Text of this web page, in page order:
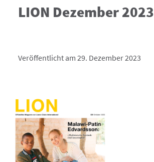
LION Dezember 2023
Veröffentlicht am 29. Dezember 2023